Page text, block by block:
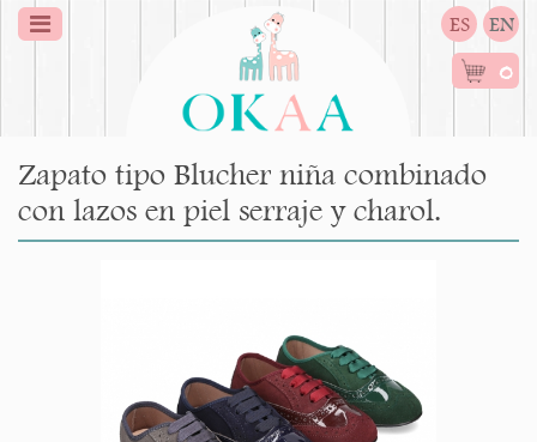
ES EN
0
Zapato tipo Blucher niña combinado
con lazos en piel serraje y charol.